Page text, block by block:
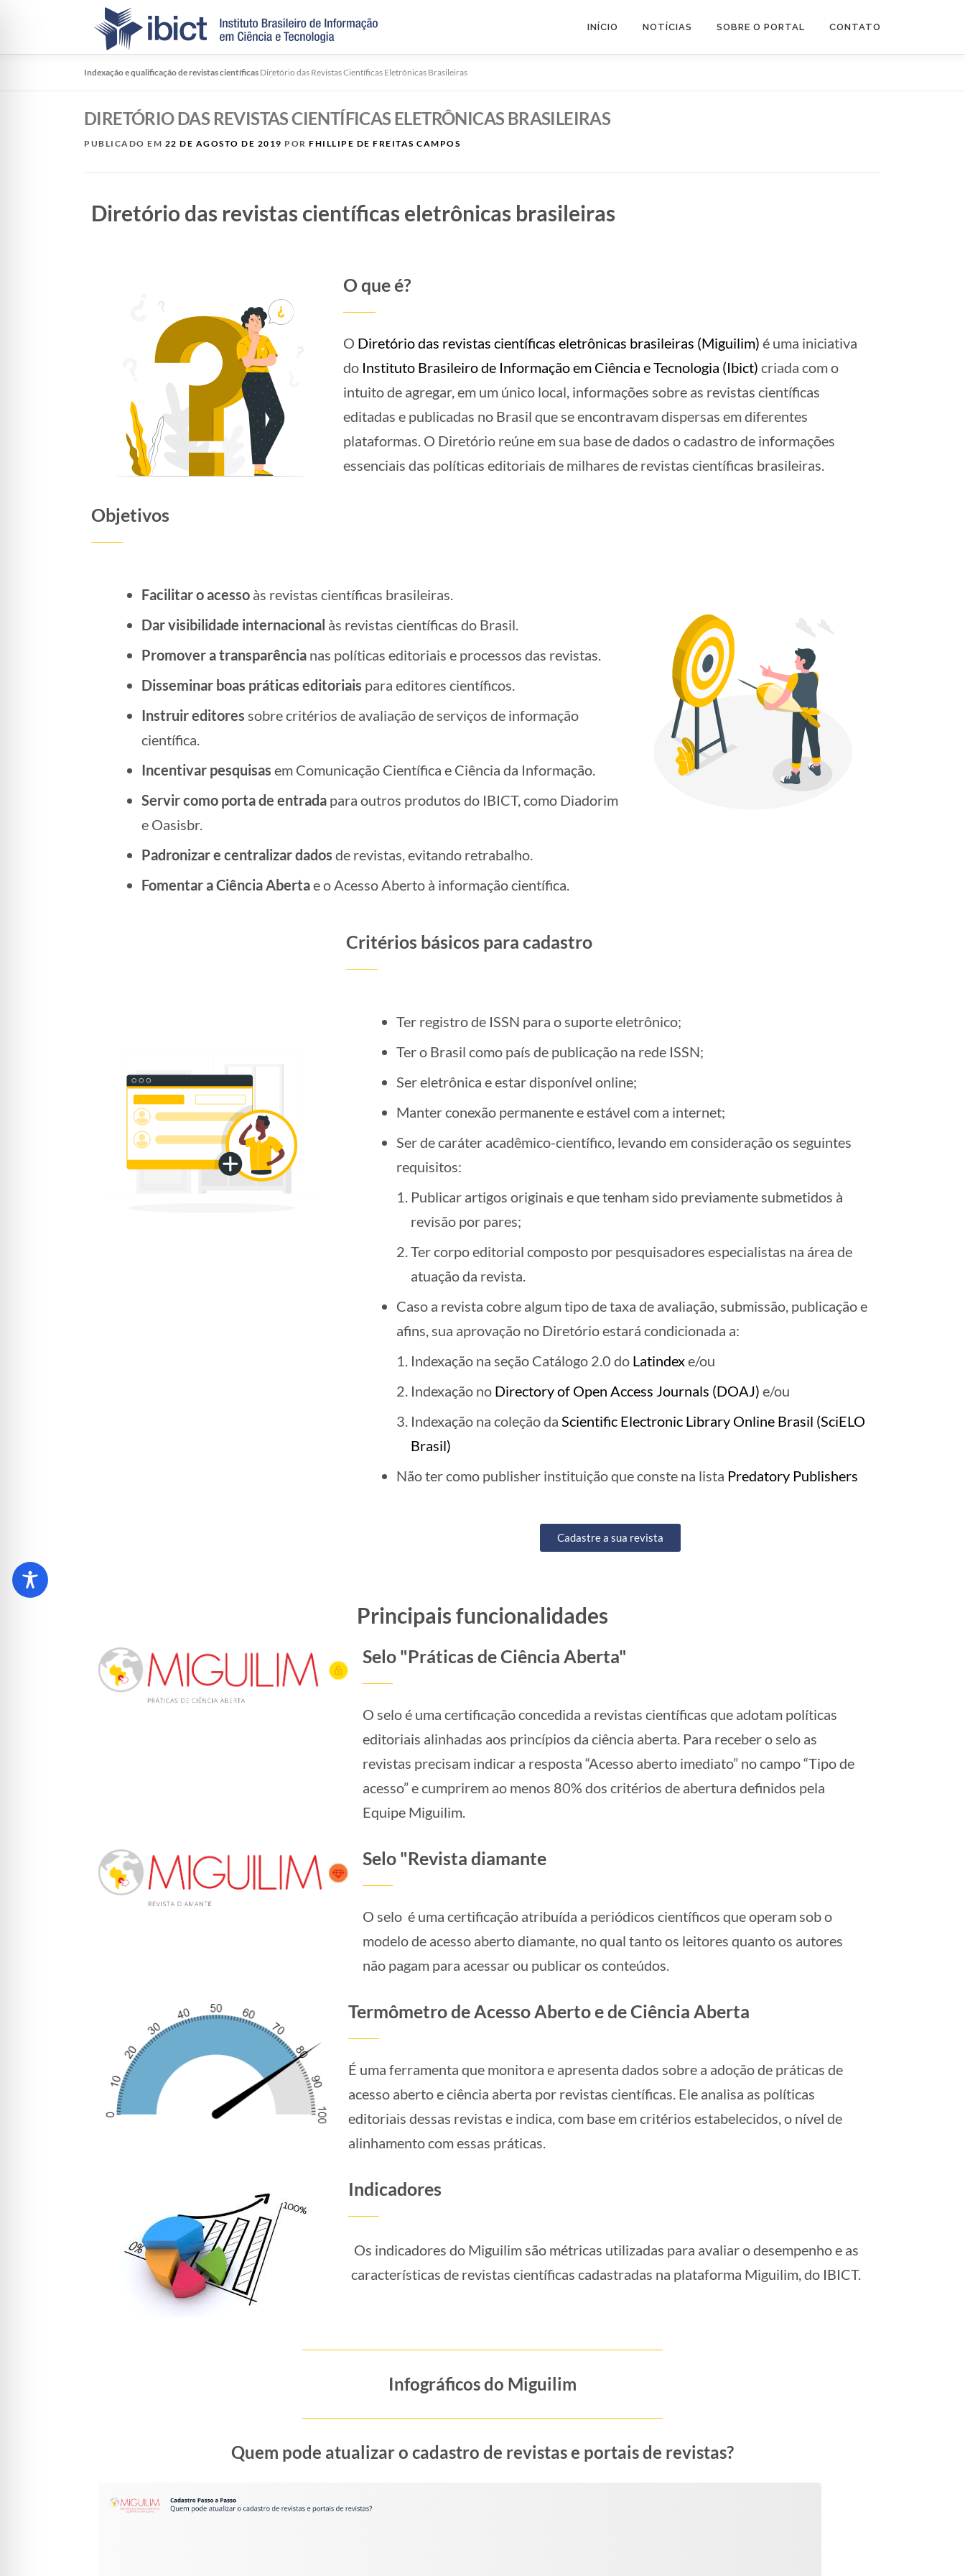
INÍCIO NOTÍCIAS SOBRE O PORTAL CONTATO
Indexação e qualificação de revistas científicas Diretório das Revistas Científicas Eletrônicas Brasileiras
DIRETÓRIO DAS REVISTAS CIENTÍFICAS ELETRÔNICAS BRASILEIRAS
PUBLICADO EM 22 DE AGOSTO DE 2019 POR FHILLIPE DE FREITAS CAMPOS
Diretório das revistas científicas eletrônicas brasileiras
O que é?
O Diretório das revistas científicas eletrônicas brasileiras (Miguilim) é uma iniciativa
do Instituto Brasileiro de Informação em Ciência e Tecnologia (Ibict) criada com o
intuito de agregar, em um único local, informações sobre as revistas científicas
editadas e publicadas no Brasil que se encontravam dispersas em diferentes
plataformas. O Diretório reúne em sua base de dados o cadastro de informações
essenciais das políticas editoriais de milhares de revistas científicas brasileiras.
Objetivos
Facilitar o acesso às revistas científicas brasileiras.
Dar visibilidade internacional às revistas científicas do Brasil.
Promover a transparência nas políticas editoriais e processos das revistas.
Disseminar boas práticas editoriais para editores científicos.
Instruir editores sobre critérios de avaliação de serviços de informação
científica.
Incentivar pesquisas em Comunicação Científica e Ciência da Informação.
Servir como porta de entrada para outros produtos do IBICT, como Diadorim
e Oasisbr.
Padronizar e centralizar dados de revistas, evitando retrabalho.
Fomentar a Ciência Abertae o Acesso Aberto à informação científica.
Critérios básicos para cadastro
Ter registro de ISSN para o suporte eletrônico;
Ter o Brasil como país de publicação na rede ISSN;
Ser eletrônica e estar disponível online;
Manter conexão permanente e estável com a internet;
Ser de caráter acadêmico-científico, levando em consideração os seguintes
requisitos:
Publicar artigos originais e que tenham sido previamente submetidos à
revisão por pares;
Ter corpo editorial composto por pesquisadores especialistas na área de
atuação da revista.
Caso a revista cobre algum tipo de taxa de avaliação, submissão, publicação e
afins, sua aprovação no Diretório estará condicionada a:
Indexação na seção Catálogo 2.0 do Latindexe/ou
Indexação no Directory of Open Access Journals (DOAJ) e/ou
Indexação na coleção daScientific Electronic Library Online Brasil (SciELO
Brasil)
Não ter como publisher instituição que conste na lista Predatory Publishers
Cadastre a sua revista
Principais funcionalidades
Selo "Práticas de Ciência Aberta"
O selo é uma certificação concedida a revistas científicas que adotam políticas
editoriais alinhadas aos princípios da ciência aberta. Para receber o selo as
revistas precisam indicar a resposta “Acesso aberto imediato” no campo “Tipo de
acesso” e cumprirem ao menos 80% dos critérios de abertura definidos pela
Equipe Miguilim.
Selo "Revista diamante
O selo é uma certificação atribuída a periódicos científicos que operam sob o
modelo de acesso aberto diamante, no qual tanto os leitores quanto os autores
não pagam para acessar ou publicar os conteúdos.
Termômetro de Acesso Aberto e de Ciência Aberta
É uma ferramenta que monitora e apresenta dados sobre a adoção de práticas de
acesso aberto e ciência aberta por revistas científicas. Ele analisa as políticas
editoriais dessas revistas e indica, com base em critérios estabelecidos, o nível de
alinhamento com essas práticas.
Indicadores
Os indicadores do Miguilim são métricas utilizadas para avaliar o desempenho e as
características de revistas científicas cadastradas na plataforma Miguilim, do IBICT.
Infográficos do Miguilim
Quem pode atualizar o cadastro de revistas e portais de revistas?